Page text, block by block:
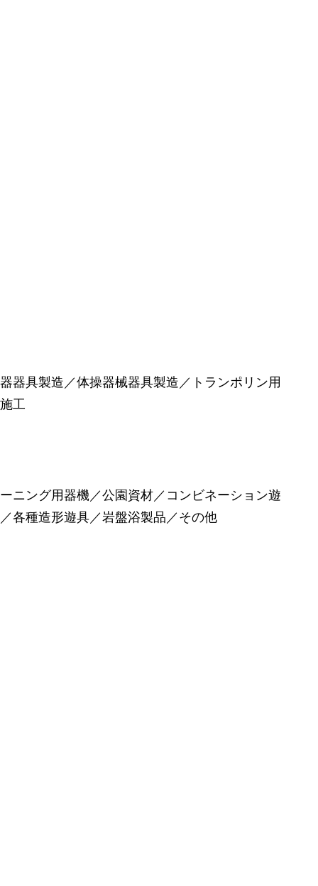
器具製造／体操器械器具製造／トランポリン用
工
ニング用器機／公園資材／コンビネーション遊
各種造形遊具／岩盤浴製品／その他